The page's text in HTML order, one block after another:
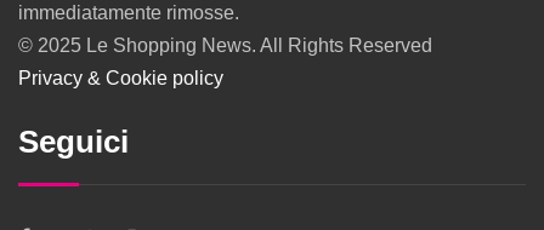
immediatamente rimosse.
© 2025 Le Shopping News. All Rights Reserved
Privacy & Cookie policy
Seguici